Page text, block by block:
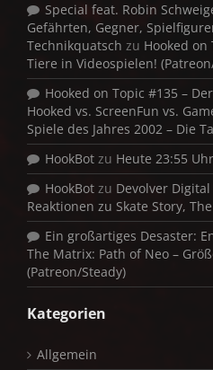
Special feat. Robin
Gefährten, Gegner,
Technikquatsch zu Hooked on
Tiere in Videospielen!
Hooked on Topic #135 –
Hooked vs. ScreenFun vs.
Spiele des Jahres 2002 – Die
HookBot zu Heute 23:55
HookBot zu Devolver Digital
Reaktionen zu Skate Story,
Ein großartiges Desaster:
The Matrix: Path of Neo –
(Patreon/Steady)
Kategorien
Allgemein